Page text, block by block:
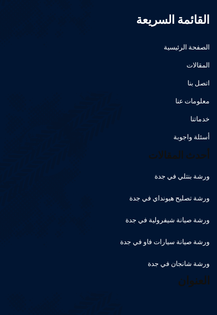
القائمة السريعة
الصفحة الرئيسية
المقالات
اتصل بنا
معلومات عنا
خدماتنا
أسئلة واجوبة
أحدث المقالات
ورشة بنتلي في جدة
ورشة تصليح هيونداي في جدة
ورشة صيانة شيفرولية في جدة
ورشة صيانة سيارات فاو في جدة
ورشة شانجان في جدة
العنوان